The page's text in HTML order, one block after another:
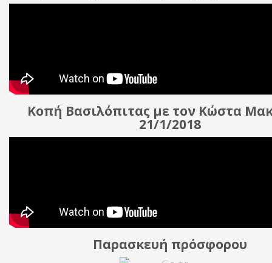
Κοπή Βασιλόπιτας με τον Κώστα
21/1/2018
Παρασκευή πρόσφορου